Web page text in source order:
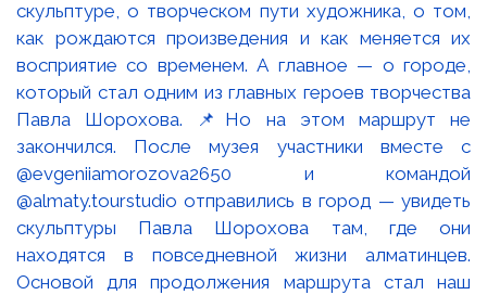
скульптуре, о творческом пути художника, о том,
как рождаются произведения и как меняется их
восприятие со временем. А главное — о городе,
который стал одним из главных героев творчества
Павла Шорохова. 📌Но на этом маршрут не
закончился. После музея участники вместе с
@evgeniiamorozova2650 и командой
@almaty.tourstudio отправились в город — увидеть
скульптуры Павла Шорохова там, где они
находятся в повседневной жизни алматинцев.
Основой для продолжения маршрута стал наш